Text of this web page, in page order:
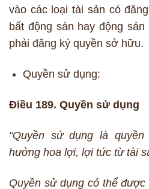
vào các loại tài sản có
bất động sản hay động
phải đăng ký quyền sở hữu.
Quyền sử dụng:
Điều 189. Quyền sử dụng
“Quyền sử dụng là
hưởng hoa lợi, lợi tức từ tài
Quyền sử dụng có thể